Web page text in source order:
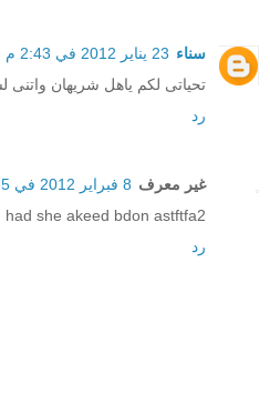
سناء 23 يناير 2012 في 2:43 م
تحياتى لكم ياهل شريهان واتنى
رد
غير معرف 8 فبراير 2012 في 1:35 ص
had she akeed bdon astftfa2
رد